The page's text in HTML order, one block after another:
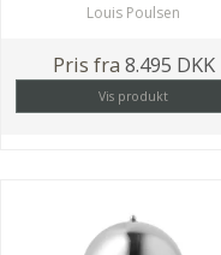
Louis Poulsen
Pris fra 8.495 DKK
Vis produkt